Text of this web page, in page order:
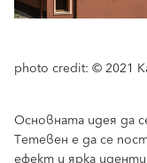
photo credit: © 2021
Основната идея да
Тетевен е да се